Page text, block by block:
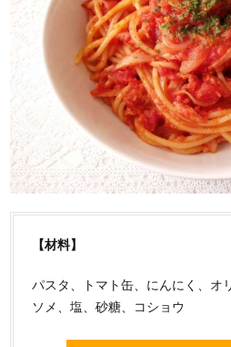
【材料】
パスタ、トマト缶、にんにく、オ
ソメ、塩、砂糖、コショウ